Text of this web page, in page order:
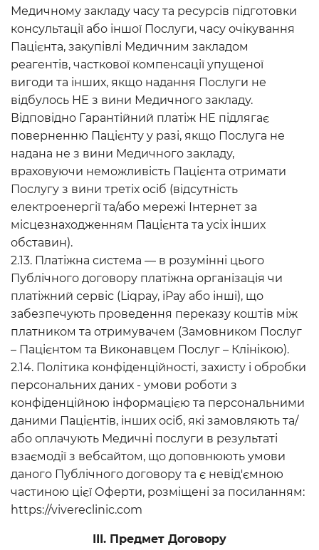
Медичному закладу часу та ресурсів підготовки
консультації або іншої Послуги, часу очікування
Пацієнта, закупівлі Медичним закладом
реагентів, часткової компенсації упущеної
вигоди та інших, якщо надання Послуги не
відбулось НЕ з вини Медичного закладу.
Відповідно Гарантійний платіж НЕ підлягає
поверненню Пацієнту у разі, якщо Послуга не
надана не з вини Медичного закладу,
враховуючи неможливість Пацієнта отримати
Послугу з вини третіх осіб (відсутність
електроенергії та/або мережі Інтернет за
місцезнаходженням Пацієнта та усіх інших
обставин).
2.13. Платіжна система — в розумінні цього
Публічного договору платіжна організація чи
платіжний сервіс (Liqpay, iPay або інші), що
забезпечують проведення переказу коштів між
платником та отримувачем (Замовником Послуг
– Пацієнтом та Виконавцем Послуг – Клінікою).
2.14. Політика конфіденційності, захисту і обробки
персональних даних - умови роботи з
конфіденційною інформацією та персональними
даними Пацієнтів, інших осіб, які замовляють та/
або оплачують Медичні послуги в результаті
взаємодії з вебсайтом, що доповнюють умови
даного Публічного договору та є невід'ємною
частиною цієї Оферти, розміщені за посиланням:
https://vivereclinic.com
ІІІ. Предмет Договору